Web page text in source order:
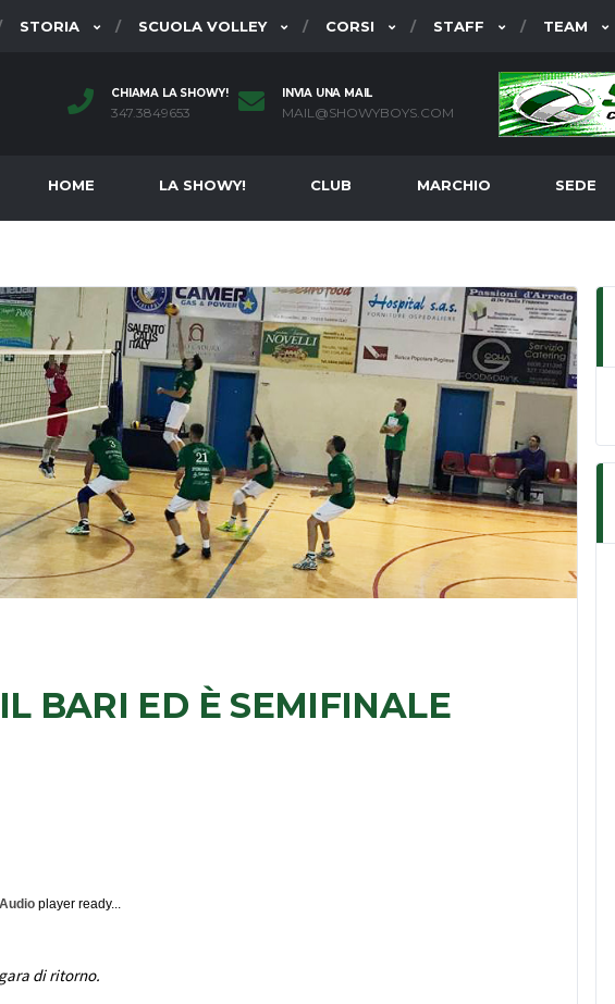
STORIA SCUOLA VOLLEY CORSI STAFF TEAM
CHIAMA LA SHOWY!
347.3849653
INVIA UNA MAIL
MAIL@SHOWYBOYS.COM
HOME LA SHOWY! CLUB MARCHIO SEDE
BARI ED È SEMIFINALE
player ready...
di ritorno.